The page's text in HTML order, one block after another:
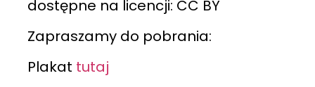
dostępne na licencji: CC BY
Zapraszamy do pobrania:
Plakat tutaj